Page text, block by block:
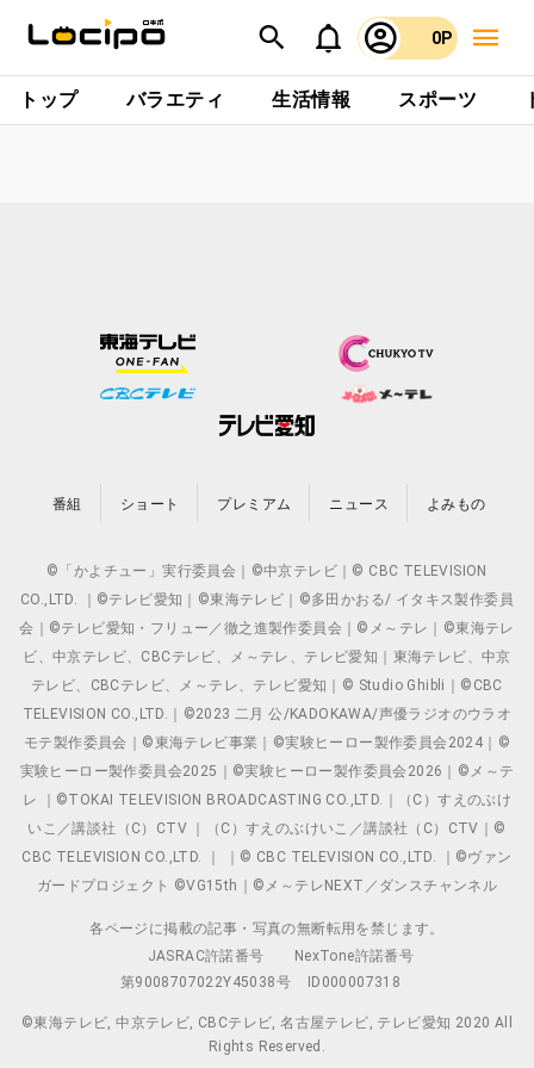
0P
トップ バラエティ 生活情報 スポーツ
番組 ショート プレミアム ニュース よみもの
©「かよチュー」実行委員会｜©中京テレビ｜© CBC TELEVISION
CO.,LTD. ｜©テレビ愛知｜©東海テレビ｜©多田かおる/ イタキス製作委員
会｜©テレビ愛知・フリュー／徹之進製作委員会｜©メ～テレ｜©東海テレ
ビ、中京テレビ、CBCテレビ、メ～テレ、テレビ愛知｜東海テレビ、中京
テレビ、CBCテレビ、メ～テレ、テレビ愛知｜© Studio Ghibli｜©CBC
TELEVISION CO.,LTD.｜©2023 二月 公/KADOKAWA/声優ラジオのウラオ
モテ製作委員会｜©東海テレビ事業｜©実験ヒーロー製作委員会2024｜©
実験ヒーロー製作委員会2025｜©実験ヒーロー製作委員会2026｜©メ～テ
レ ｜©TOKAI TELEVISION BROADCASTING CO.,LTD.｜（C）すえのぶけ
いこ／講談社（C）CTV ｜（C）すえのぶけいこ／講談社（C）CTV｜©
CBC TELEVISION CO.,LTD. ｜ ｜© CBC TELEVISION CO.,LTD. ｜©ヴァン
ガードプロジェクト ©VG15th｜©メ～テレNEXT／ダンスチャンネル
各ページに掲載の記事・写真の無断転用を禁じます。
JASRAC許諾番号
NexTone許諾番号
第9008707022Y45038号
ID000007318
©東海テレビ, 中京テレビ, CBCテレビ, 名古屋テレビ, テレビ愛知 2020 All
Rights Reserved.